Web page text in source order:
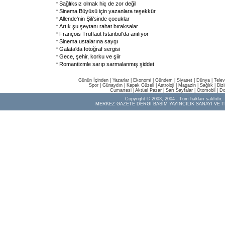
Sağlıksız olmak hiç de zor değil
Sinema Büyüsü için yazanlara teşekkür
Allende'nin Şili'sinde çocuklar
Artık şu şeytanı rahat bıraksalar
François Truffaut İstanbul'da anılıyor
Sinema ustalarına saygı
Galata'da fotoğraf sergisi
Gece, şehir, korku ve şiir
Romantizmle sarıp sarmalanmış şiddet
Günün İçinden Yazarlar Ekonomi Gündem Siyaset Dünya |
Spor
Günaydın Kapak Güzeli Astroloji Magazin Sağlık
Cumartesi| Aktüel Pazar| Sarı Sayfalar| Otomobil
Copyright © 2003, 2004 - Tüm hakları saklıdır.
MERKEZ GAZETE DERGİ BASIM YAYINCILIK SANAYİ VE